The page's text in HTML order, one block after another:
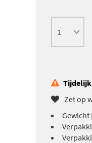
Zet op
Gewicht